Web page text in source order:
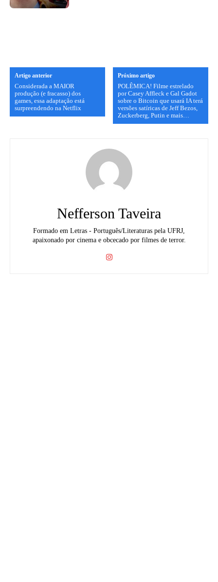
Artigo anterior
Considerada a MAIOR
produção (e fracasso) dos
games, essa adaptação está
surpreendendo na Netflix
Próximo artigo
POLÊMICA! Filme estrelado
por Casey Affleck e Gal Gadot
sobre o Bitcoin que usará IA terá
versões satíricas de Jeff Bezos,
Zuckerberg, Putin e mais…
Nefferson Taveira
Formado em Letras - Português/Literaturas pela UFRJ,
apaixonado por cinema e obcecado por filmes de terror.